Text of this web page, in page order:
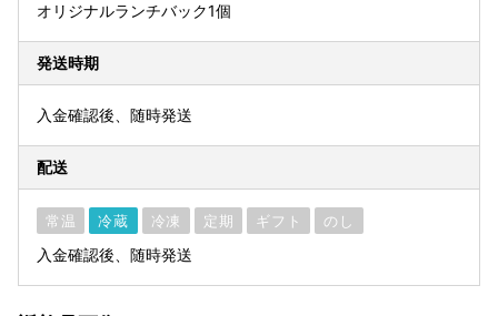
オリジナルランチバック1個
発送時期
入金確認後、随時発送
配送
常温 冷蔵 冷凍 定期 ギフト のし
入金確認後、随時発送